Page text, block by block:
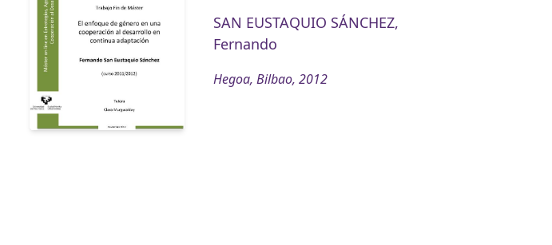
SAN EUSTAQUIO SÁNCHEZ,
Fernando
Hegoa, Bilbao, 2012